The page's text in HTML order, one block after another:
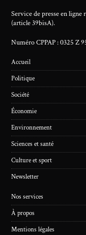
Service de presse en
(article 39bisA).
Numéro CPPAP : 0325 Z
Accueil
Politique
Société
Économie
Environnement
Sciences et santé
Culture et sport
Newsletter
Nos services
À propos
Mentions légales